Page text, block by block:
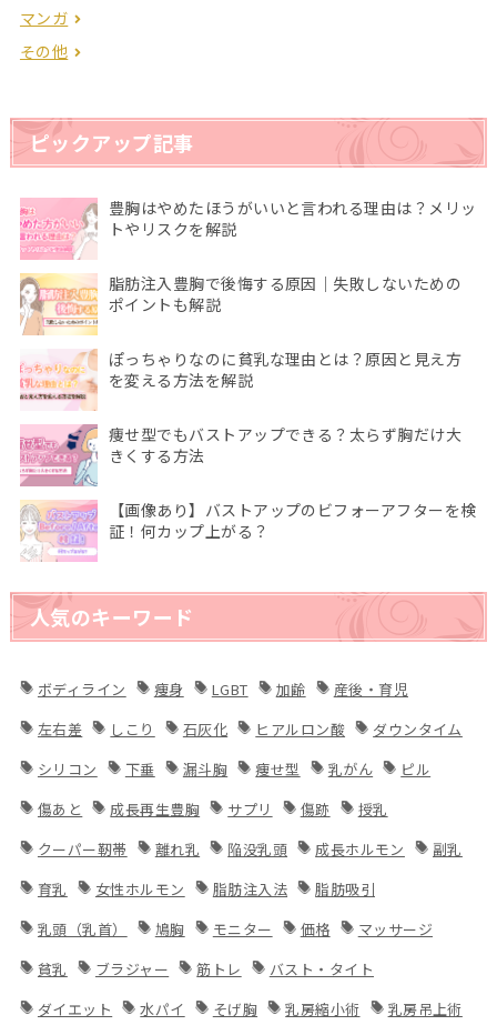
マンガ
その他
ピックアップ記事
豊胸はやめたほうがいいと言われる理由は？メリッ
トやリスクを解説
脂肪注入豊胸で後悔する原因｜失敗しないための
ポイントも解説
ぽっちゃりなのに貧乳な理由とは？原因と見え方
を変える方法を解説
痩せ型でもバストアップできる？太らず胸だけ大
きくする方法
【画像あり】バストアップのビフォーアフターを検
証！何カップ上がる？
人気のキーワード
ボディライン 痩身 LGBT 加齢
産後・育児
左右差
しこり 石灰化 ヒアルロン酸
ダウンタイム
シリコン
下垂 漏斗胸 痩せ型 乳がん
ピル
傷あと
成長再生豊胸 サプリ 傷跡
授乳
クーパー靭帯
離れ乳 陥没乳頭 成長ホルモン
副乳
育乳
女性ホルモン 脂肪注入法
脂肪吸引
乳頭（乳首）
鳩胸 モニター 価格
マッサージ
貧乳
ブラジャー 筋トレ
バスト・タイト
ダイエット
水パイ そげ胸 乳房縮小術
乳房吊上術